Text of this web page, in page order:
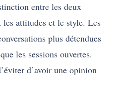
entre les deux
les attitudes et le style. Les
plus détendues
les sessions ouvertes.
d’avoir une opinion